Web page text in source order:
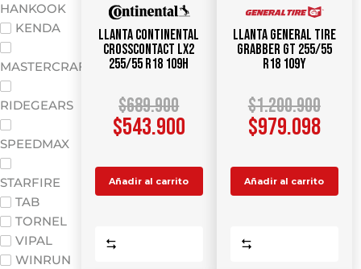
HANKOOK
KENDA
MASTERCRAFT
RIDEGEARS
SPEEDMAX
STARFIRE
TAB
TORNEL
VIPAL
WINRUN
Llanta CONTINENTAL
CrossContact LX2
255/55 R18 109H
$689.900
$543.900
Añadir al carrito
Llanta GENERAL TIRE
Grabber GT 255/55
R18 109Y
$1.200.900
$979.098
Añadir al carrito